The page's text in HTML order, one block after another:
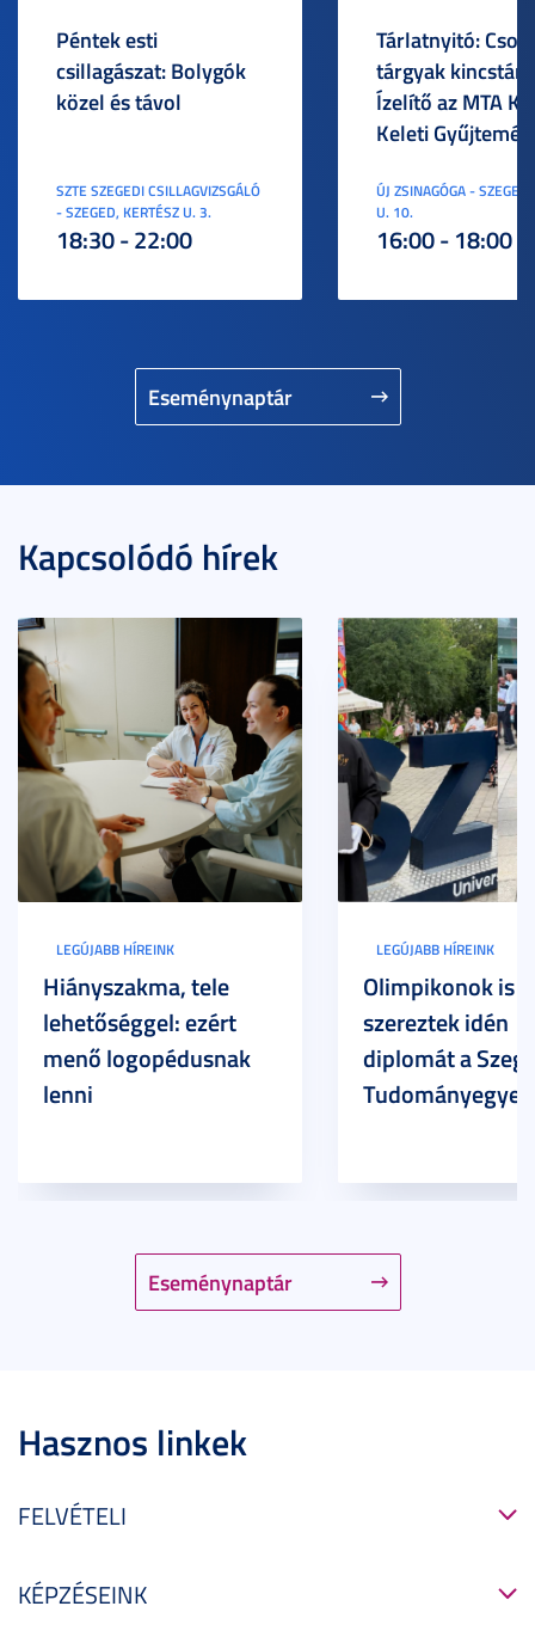
Eseménynaptár
Péntek esti
csillagászat: Bolygók
közel és távol
SZTE SZEGEDI CSILLAGVIZSGÁLÓ
- SZEGED, KERTÉSZ U. 3.
18:30 - 22:00
Tárlatnyitó:
tárgyak
Ízelítő az MTA
Keleti
ÚJ ZSINAGÓGA -
U. 10.
16:00 - 18:00
Kapcsolódó hírek
Eseménynaptár
LEGÚJABB HÍREINK
Hiányszakma, tele
lehetőséggel: ezért
menő logopédusnak
lenni
LEGÚJABB HÍREINK
Olimpikonok is
szereztek idén
diplomát a
Hasznos linkek
FELVÉTELI
KÉPZÉSEINK